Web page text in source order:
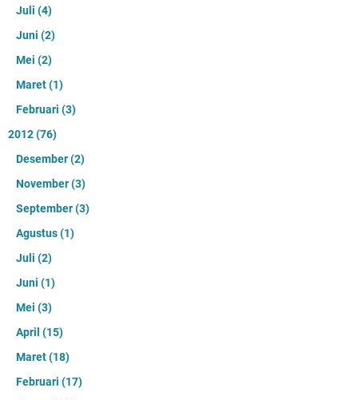
Juli (4)
Juni (2)
Mei (2)
Maret(1)
Februari (3)
2012(76)
Desember(2)
November(3)
September(3)
Agustus(1)
Juli (2)
Juni (1)
Mei (3)
April (15)
Maret(18)
Februari (17)